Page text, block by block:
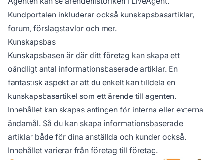
Kundportalen inkluderar också kunskapsbasartiklar,
forum, förslagstavlor och mer.
Kunskapsbas
Kunskapsbasen är där ditt företag kan skapa ett
oändligt antal informationsbaserade artiklar. En
fantastisk aspekt är att du enkelt kan tilldela en
kunskapsbasartikel som ett ärende till agenten.
Innehållet kan skapas antingen för interna eller externa
ändamål. Så du kan skapa informationsbaserade
artiklar både för dina anställda och kunder också.
Innehållet varierar från företag till företag.